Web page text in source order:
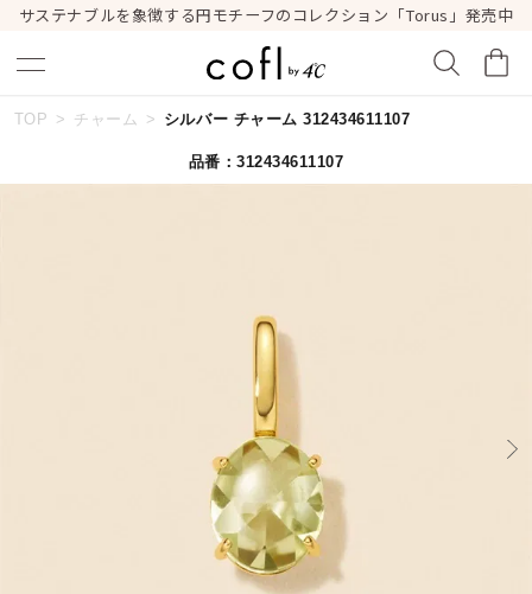
サステナブルを象徴する円モチーフのコレクション「Torus」発売中
キーワードで検索する
#エタニティ
TOP チャーム シルバー チャーム 312434611107
品番：312434611107